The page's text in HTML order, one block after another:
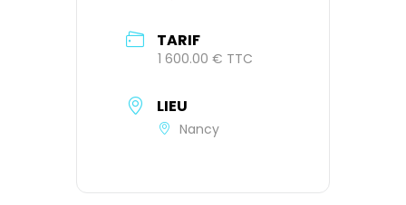
TARIF
1 600.00 € TTC
LIEU
Nancy